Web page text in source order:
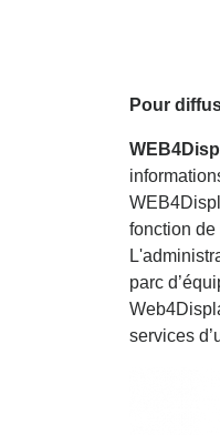
Pour
fonction
parc
services